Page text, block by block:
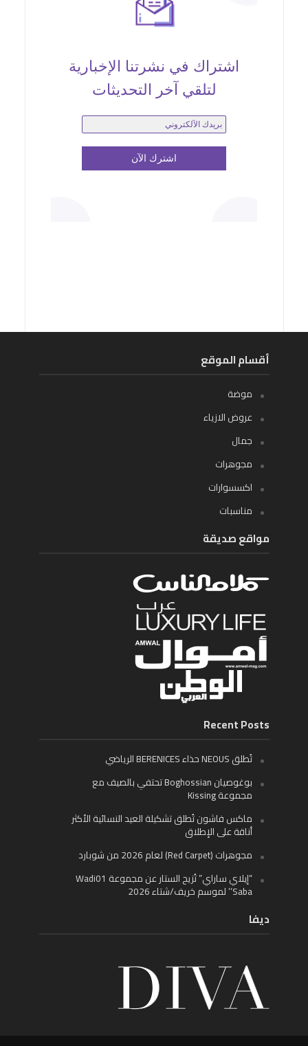
اشتراك في نشرتنا الإخبارية
لتلقي آخر التحديثات
أقسام الموقع
موضة
عروض الازياء
جمال
مجوهرات
اكسسوارات
مناسبات
مواقع صديقة
Recent Posts
تُطلق NEOUS حذاء BERENICES الرياضي
بوغوصيان Boghossian تحتفي بالصيف مع
مجموعة Kissing
ماكس فاشون تُطلق تشكيلة العيد النسائية الأكثر
أناقة على الإطلاق
مجوهرات (Red Carpet) لعام 2026 من شوبارد
“إيلاي ساراي” تُزيح الستار عن مجموعة Wadi01
‘Saba’ لموسم خريف/شتاء 2026
ديفا